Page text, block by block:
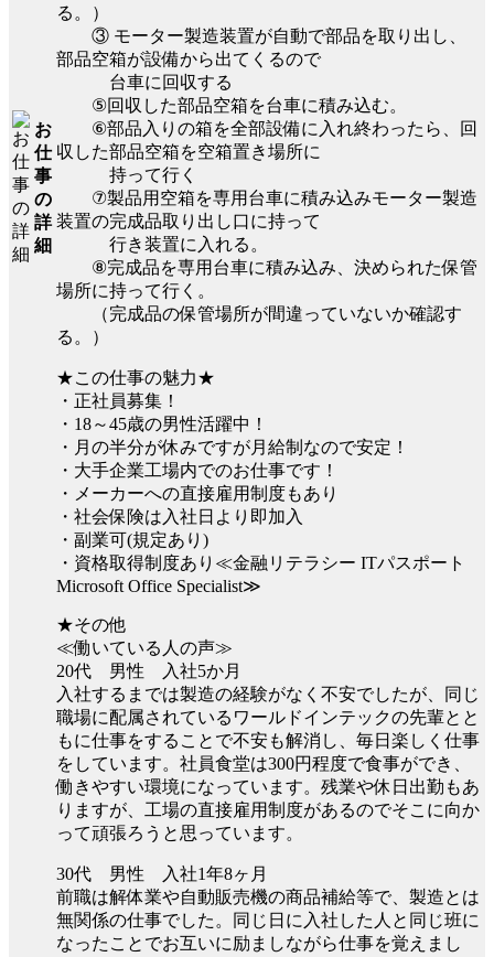
お
仕
事
の
詳
細
る。）
③ モーター製造装置が自動で部品を取り出し、
部品空箱が設備から出てくるので
台車に回収する
⑤回収した部品空箱を台車に積み込む。
⑥部品入りの箱を全部設備に入れ終わったら、回
収した部品空箱を空箱置き場所に
持って行く
⑦製品用空箱を専用台車に積み込みモーター製造
装置の完成品取り出し口に持って
行き装置に入れる。
⑧完成品を専用台車に積み込み、決められた保管
場所に持って行く。
（完成品の保管場所が間違っていないか確認す
る。）
★この仕事の魅力★
・正社員募集！
・18～45歳の男性活躍中！
・月の半分が休みですが月給制なので安定！
・大手企業工場内でのお仕事です！
・メーカーへの直接雇用制度もあり
・社会保険は入社日より即加入
・副業可(規定あり)
・資格取得制度あり≪金融リテラシー ITパスポート
Microsoft Office Specialist≫
★その他
≪働いている人の声≫
20代 男性 入社5か月
入社するまでは製造の経験がなく不安でしたが、同じ
職場に配属されているワールドインテックの先輩とと
もに仕事をすることで不安も解消し、毎日楽しく仕事
をしています。社員食堂は300円程度で食事ができ、
働きやすい環境になっています。残業や休日出勤もあ
りますが、工場の直接雇用制度があるのでそこに向か
って頑張ろうと思っています。
30代 男性 入社1年8ヶ月
前職は解体業や自動販売機の商品補給等で、製造とは
無関係の仕事でした。同じ日に入社した人と同じ班に
なったことでお互いに励ましながら仕事を覚えまし